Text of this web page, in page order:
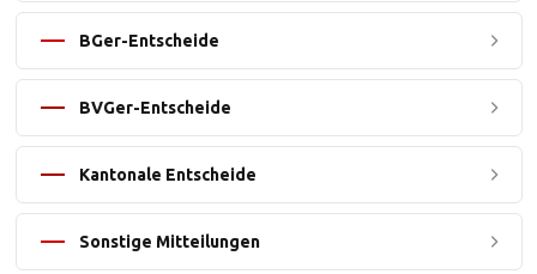
BGer-Entscheide
BVGer-Entscheide
Kantonale Entscheide
Sonstige Mitteilungen